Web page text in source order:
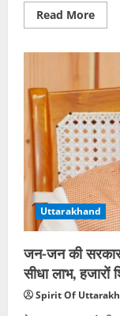
Read MoreRead
more
जनवरी
पौष
त्यौहार
और
माघ
मरोज
लोक
उत्सव
का
शुभारंभ
Uttarakhand
जन-जन की सरकार:
सीधा लाभ, हजारों
Spirit Of